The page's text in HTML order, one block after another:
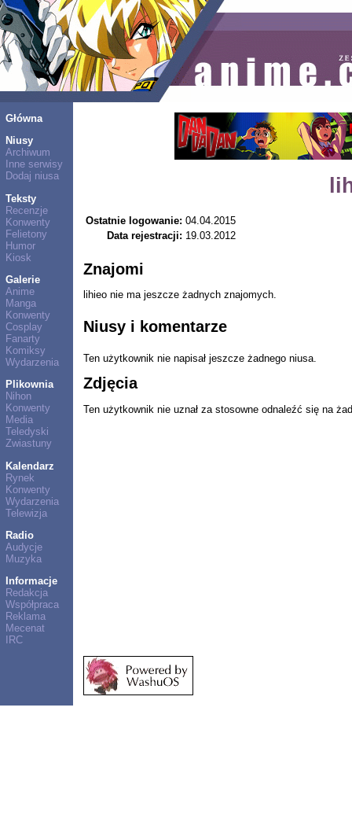
Główna
Niusy
Archiwum
Inne serwisy
Dodaj niusa
Teksty
Recenzje
Konwenty
Felietony
Humor
Kiosk
Galerie
Anime
Manga
Konwenty
Cosplay
Fanarty
Komiksy
Wydarzenia
Plikownia
Nihon
Konwenty
Media
Teledyski
Zwiastuny
Kalendarz
Rynek
Konwenty
Wydarzenia
Telewizja
Radio
Audycje
Muzyka
Informacje
Redakcja
Współpraca
Reklama
Mecenat
IRC
Ostatnie logowanie: 04.04.2015
Data rejestracji: 19.03.2012
Znajomi
lihieo nie ma jeszcze żadnych znajomych.
Niusy i komentarze
Ten użytkownik nie napisał jeszcze żadnego niusa.
Zdjęcia
Ten użytkownik nie uznał za stosowne odnaleźć się na